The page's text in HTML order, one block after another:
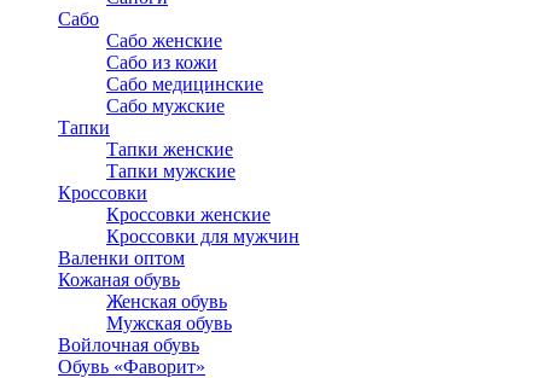
Сабо
Сабо женские
Сабо из кожи
Сабо медицинские
Сабо мужские
Тапки
Тапки женские
Тапки мужские
Кроссовки
Кроссовки женские
Кроссовки для мужчин
Валенки оптом
Кожаная обувь
Женская обувь
Мужская обувь
Войлочная обувь
Обувь «Фаворит»